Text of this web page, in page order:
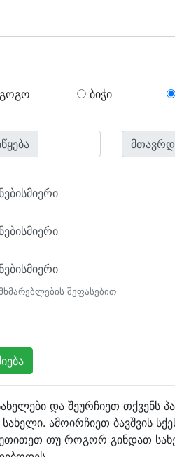
გოგო ბიჭი
შეფასებით
და შეურჩიეთ თქვენს
სახელი. ამოირჩიეთ ბავშვის
თუ როგორ გინდათ